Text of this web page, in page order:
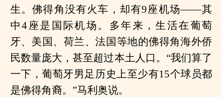
生。佛得角没有火车，却有9座机场——其
中4座是国际机场。多年来，生活在葡萄
牙、美国、荷兰、法国等地的佛得角海外侨
民数量庞大，甚至超过本土人口。“我们算了
一下，葡萄牙男足历史上至少有15个球员都
是佛得角裔。”马利奥说。